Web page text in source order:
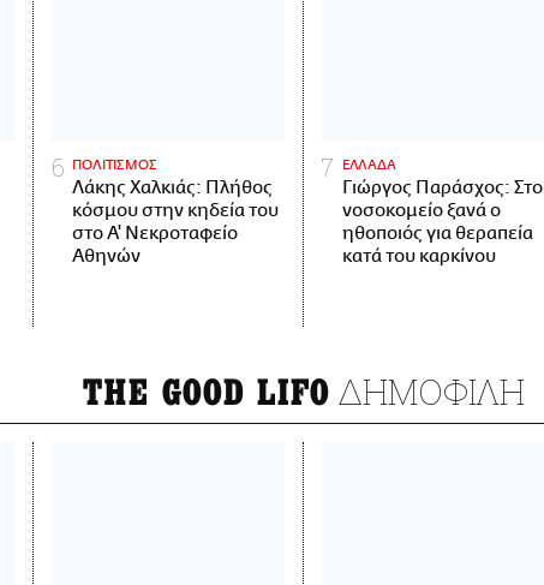
ΠΟΛΙΤΙΣΜΟΣ
Λάκης Χαλκιάς: Πλήθος
κόσμου στην κηδεία του
στο Α' Νεκροταφείο
Αθηνών
ΕΛΛΑΔΑ
Γιώργος Παράσχος: Στο
νοσοκομείο ξανά ο
ηθοποιός για θεραπεία
κατά του καρκίνου
THE GOOD LIFO ΔΗΜΟΦΙΛΗ